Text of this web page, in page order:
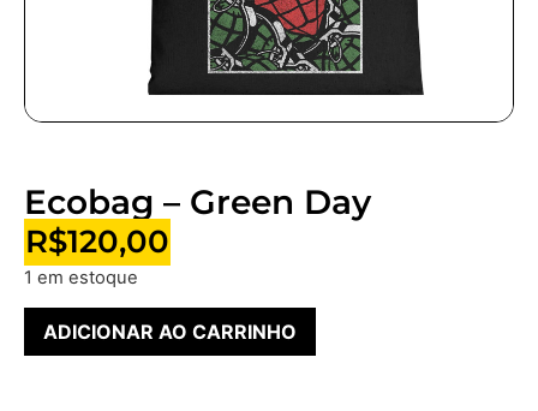
Ecobag – Green Day
R$120,00
1 em estoque
ADICIONAR AO CARRINHO